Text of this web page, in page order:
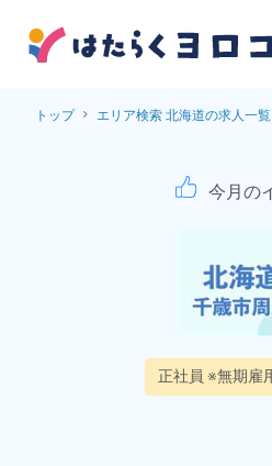
トップ エリア検索 北海道の求人一覧
オー
今月の
正社員 ※無期雇